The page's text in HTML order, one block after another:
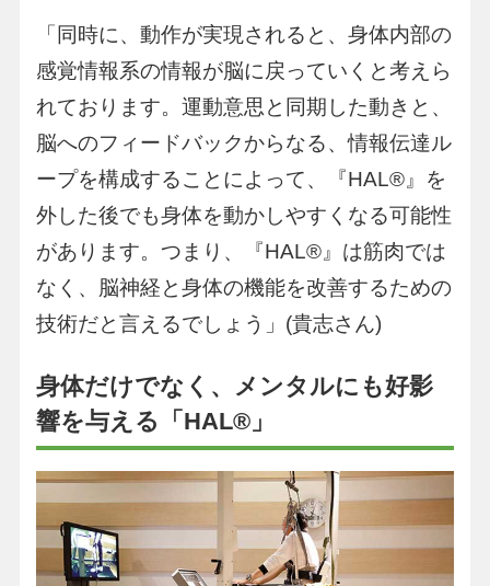
「同時に、動作が実現されると、身体内部の
感覚情報系の情報が脳に戻っていくと考えら
れております。運動意思と同期した動きと、
脳へのフィードバックからなる、情報伝達ル
ープを構成することによって、『HAL®︎』を
外した後でも身体を動かしやすくなる可能性
があります。つまり、『HAL®︎』は筋肉では
なく、脳神経と身体の機能を改善するための
技術だと言えるでしょう」(貴志さん)
身体だけでなく、メンタルにも好影
響を与える「HAL®︎」